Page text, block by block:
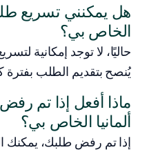
هل يمكنني تسريع
الخاص بي؟
حاليًا، لا توجد إمكانية
يُنصح بتقديم الطلب
ماذا أفعل إذا تم
ألمانيا الخاص بي؟
إذا تم رفض طلبك، يمكنك